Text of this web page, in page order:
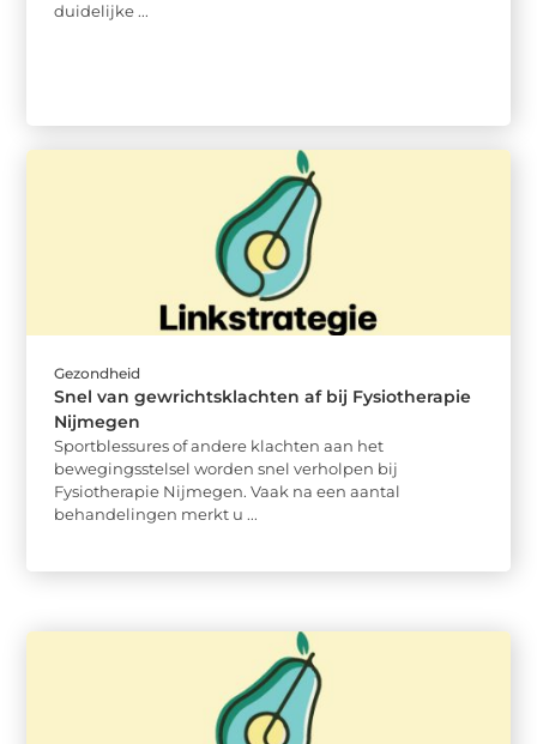
duidelijke ...
Gezondheid
Snel van gewrichtsklachten af bij Fysiotherapie
Nijmegen
Sportblessures of andere klachten aan het
bewegingsstelsel worden snel verholpen bij
Fysiotherapie Nijmegen. Vaak na een aantal
behandelingen merkt u ...